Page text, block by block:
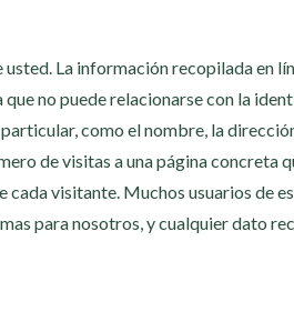
La información recopilada en
no puede relacionarse con la
como el nombre, la
de visitas a una página concreta
visitante. Muchos usuarios de
para nosotros, y cualquier dato